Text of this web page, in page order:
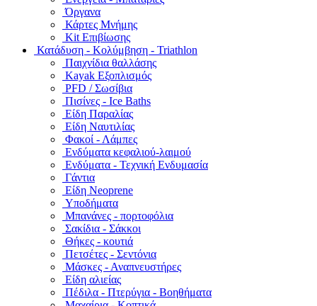
Όργανα
Κάρτες Μνήμης
Kit Επιβίωσης
Κατάδυση - Κολύμβηση - Triathlon
Παιχνίδια θαλλάσης
Kayak Εξοπλισμός
PFD / Σωσίβια
Πισίνες - Ice Baths
Είδη Παραλίας
Είδη Ναυτιλίας
Φακοί - Λάμπες
Ενδύματα κεφαλιού-λαιμού
Ενδύματα - Τεχνική Ενδυμασία
Γάντια
Είδη Neoprene
Υποδήματα
Μπανάνες - πορτοφόλια
Σακίδια - Σάκκοι
Θήκες - κουτιά
Πετσέτες - Σεντόνια
Μάσκες - Αναπνευστήρες
Είδη αλιείας
Πέδιλα - Πτερύγια - Βοηθήματα